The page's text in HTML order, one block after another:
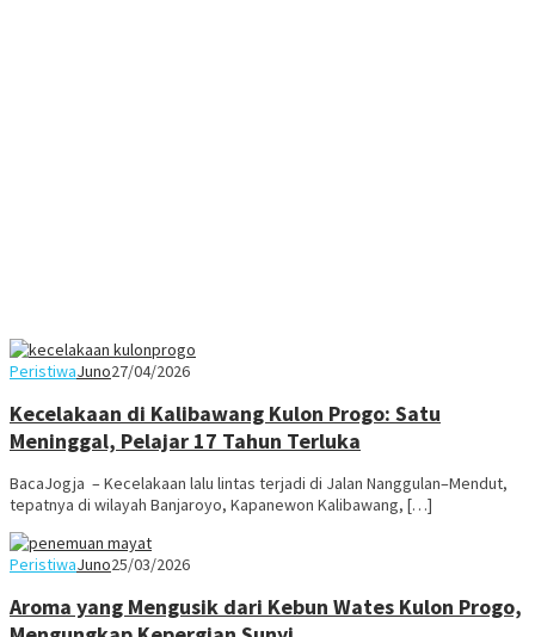
PeristiwaJuno27/04/2026
Kecelakaan di Kalibawang Kulon Progo: Satu
Meninggal, Pelajar 17 Tahun Terluka
BacaJogja – Kecelakaan lalu lintas terjadi di Jalan Nanggulan–Mendut,
tepatnya di wilayah Banjaroyo, Kapanewon Kalibawang, […]
PeristiwaJuno25/03/2026
Aroma yang Mengusik dari Kebun Wates Kulon Progo,